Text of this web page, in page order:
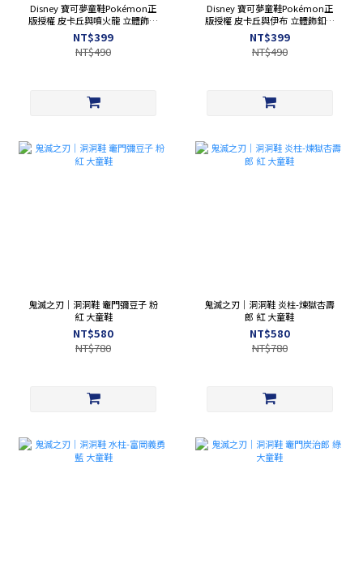
Disney 寶可夢童鞋Pokémon正
版授權 皮卡丘與噴火龍 立體飾釦
防水洞洞鞋 童鞋 黑色 經銷授權
P24654
NT$399
NT$490
Disney 寶可夢童鞋Pokémon正
版授權 皮卡丘與伊布 立體飾釦防
水洞洞鞋 童鞋 奶茶 經銷授權
P24653
NT$399
NT$490
鬼滅之刃｜洞洞鞋 竈門彌豆子 粉
紅 大童鞋
NT$580
NT$780
鬼滅之刃｜洞洞鞋 炎柱-煉獄杏壽
郎 紅 大童鞋
NT$580
NT$780